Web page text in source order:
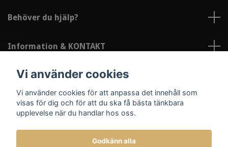
Behöver du hjälp?
Information & KONTAKT
Sociala medier
Vi använder cookies
Vi använder cookies för att anpassa det innehåll som
visas för dig och för att du ska få bästa tänkbara
upplevelse när du handlar hos oss.
Godkänn alla